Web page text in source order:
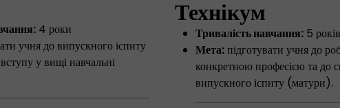
4 роки
учня до випускного іспиту
у вищі навчальні
Технікум
Тривалість навчання: 5 років
Мета:підготувати учня до
конкретною професією та до
випускного іспиту (матури).